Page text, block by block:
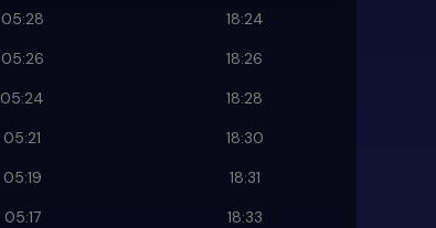
05:28
18:24
05:26
18:26
05:24
18:28
05:21
18:30
05:19
18:31
05:17
18:33